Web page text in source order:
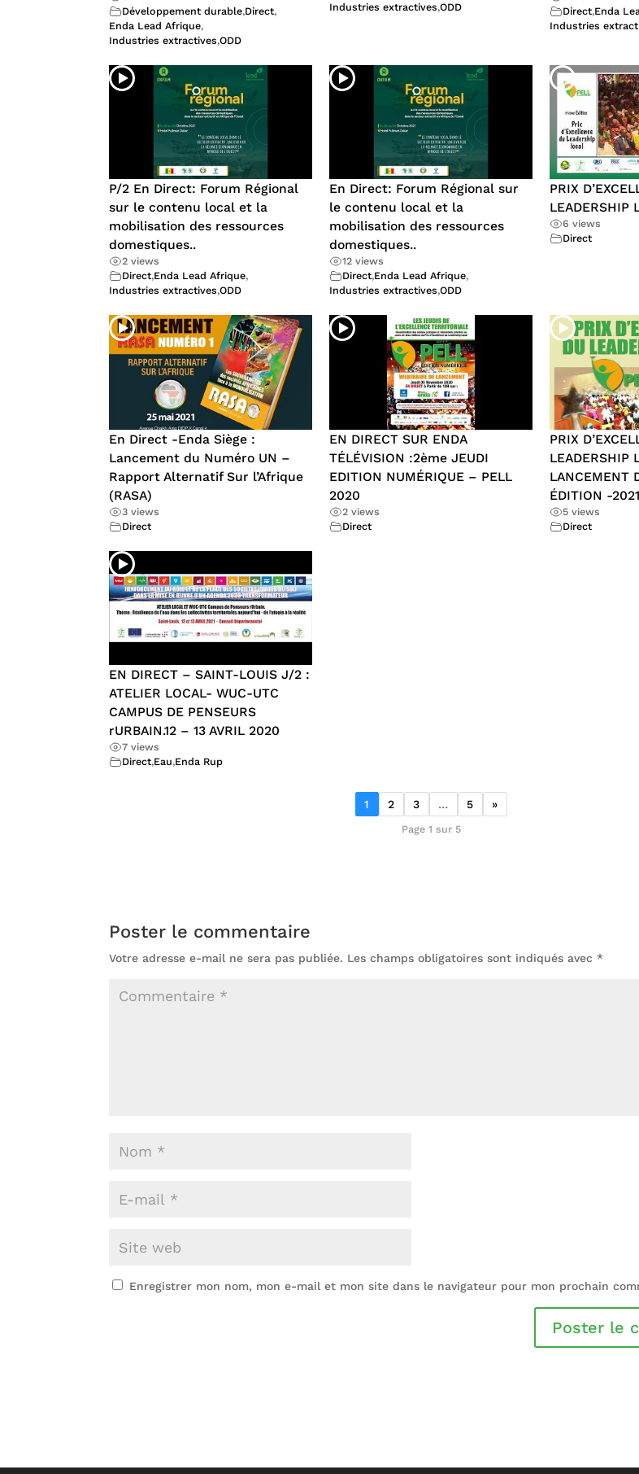
Développement durable,Direct,
Enda Lead Afrique,
Industries extractives,ODD
Industries extractives,ODD
Direct,Enda
Industries
P/2 En Direct: Forum Régional
sur le contenu local et la
mobilisation des ressources
domestiques..
2 views
Direct,Enda Lead Afrique,
Industries extractives,ODD
En Direct: Forum Régional sur
le contenu local et la
mobilisation des ressources
domestiques..
12 views
Direct,Enda Lead Afrique,
Industries extractives,ODD
PRIX
LEADERSHIP
6 views
Direct
En Direct -Enda Siège :
Lancement du Numéro UN –
Rapport Alternatif Sur l’Afrique
(RASA)
3 views
Direct
EN DIRECT SUR ENDA
TÉLÉVISION :2ème JEUDI
EDITION NUMÉRIQUE – PELL
2020
2 views
Direct
PRIX
LEADERSHIP
LANCEMENT
ÉDITION -2021
5 views
Direct
EN DIRECT – SAINT-LOUIS J/2 :
ATELIER LOCAL- WUC-UTC
CAMPUS DE PENSEURS
rURBAIN.12 – 13 AVRIL 2020
7 views
Direct,Eau,Enda Rup
1 2 3 … 5 »
Page 1 sur 5
Poster le commentaire
Votre adresse e-mail ne sera pas publiée. Les champs obligatoires sont indiqués avec*
Enregistrer mon nom, mon e-mail et mon site dans le navigateur pour mon prochain